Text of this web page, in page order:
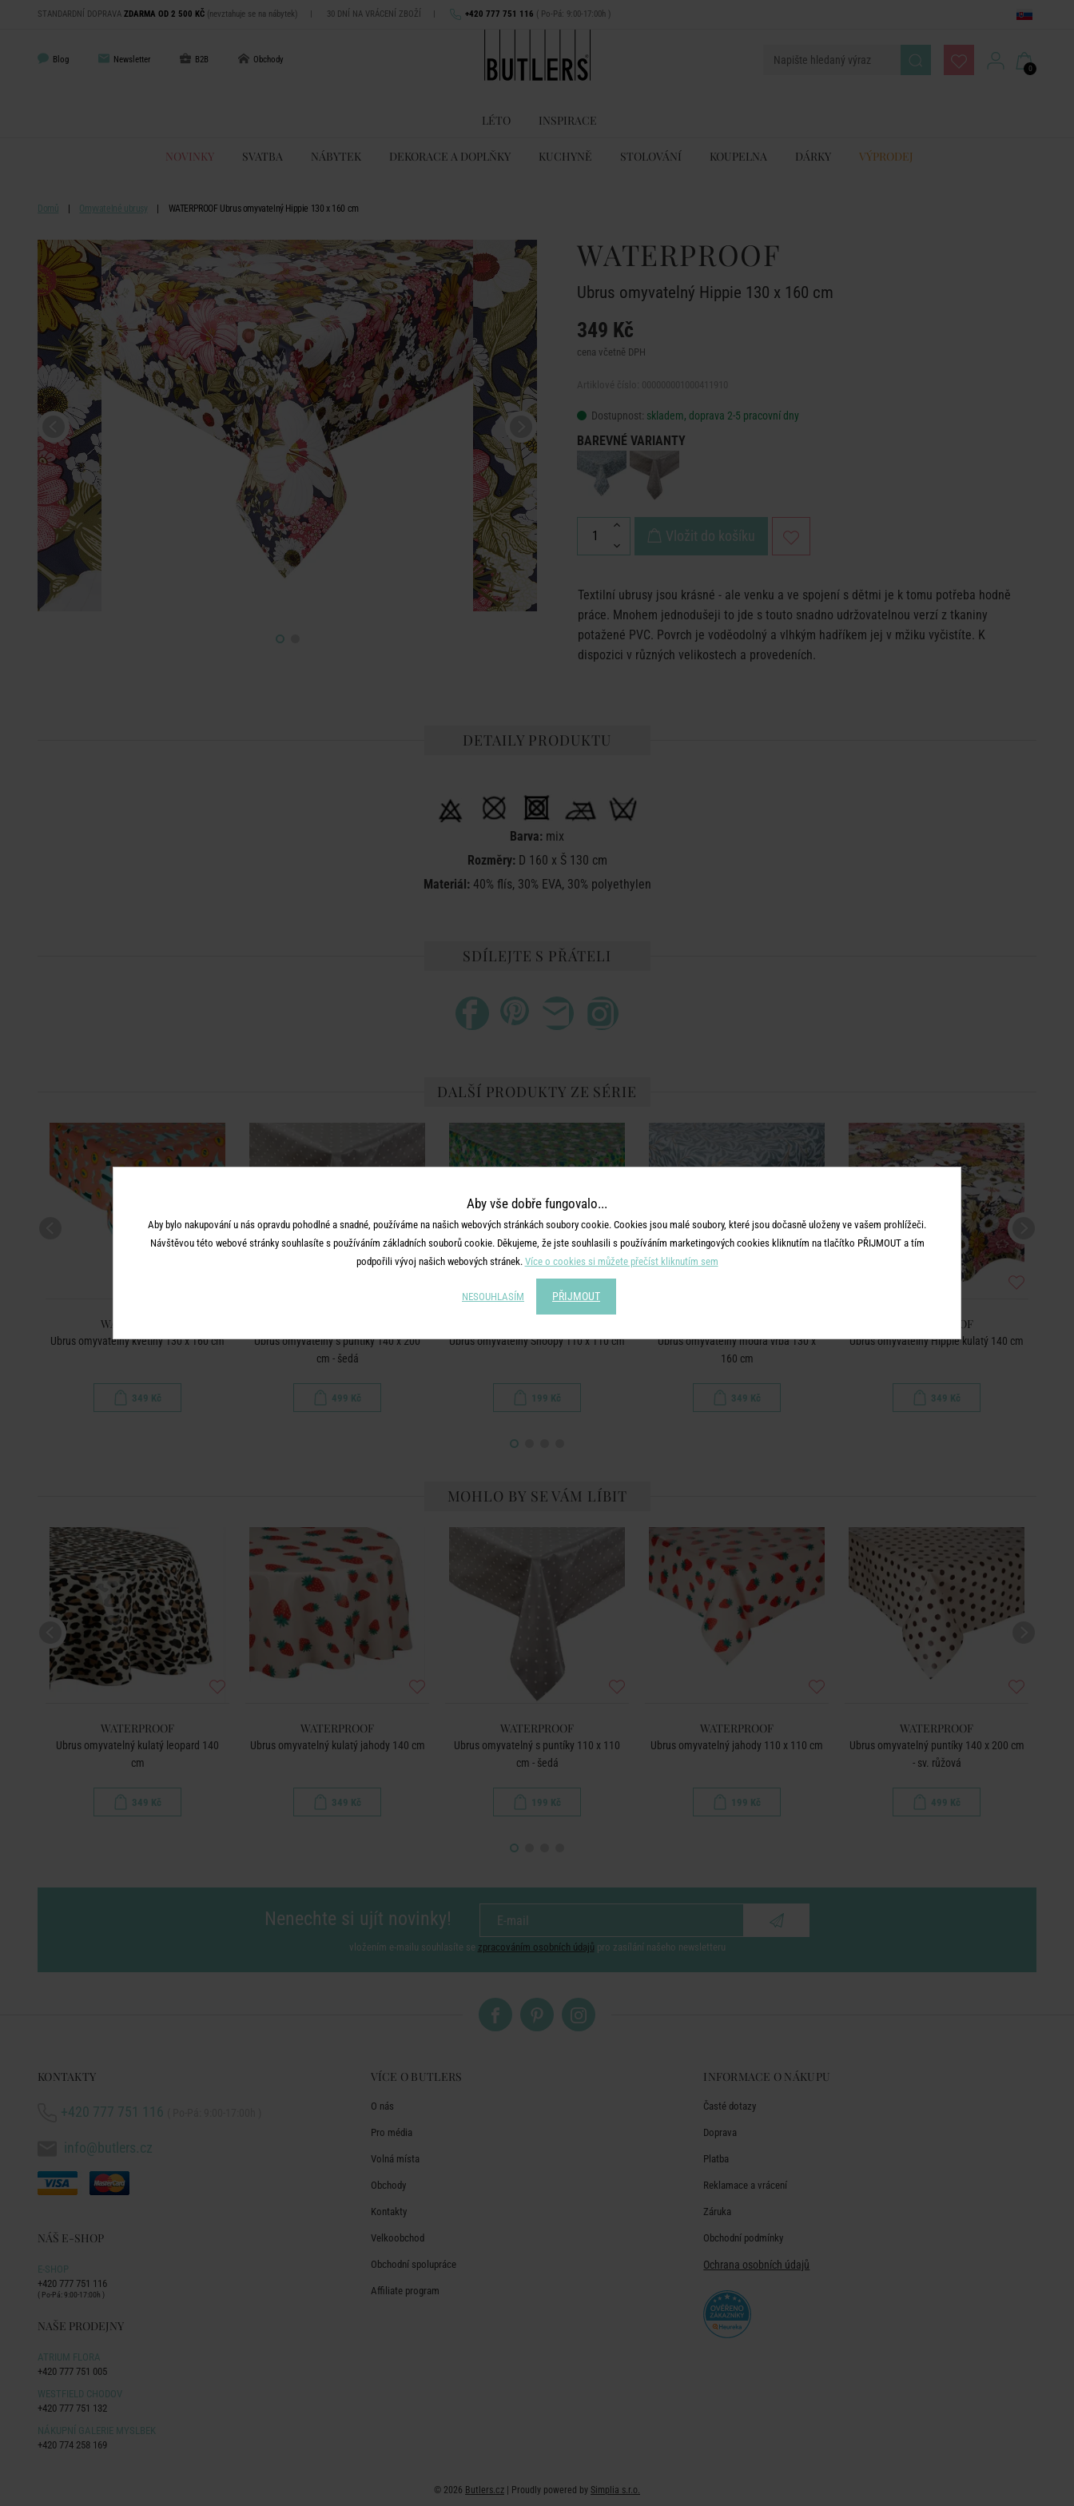
STANDARDNÍ DOPRAVA ZDARMA OD 2 500 KČ (nevztahuje se na nábytek) | 30 DNÍ NA VRÁCENÍ ZBOŽÍ | +420 777 751 116 ( Po-Pá: 9:00-17:00h )
Blog Newsletter B2B Obchody
0
LÉTO INSPIRACE
NOVINKY SVATBA NÁBYTEK DEKORACE A DOPLŇKY KUCHYNĚ STOLOVÁNÍ KOUPELNA DÁRKY VÝPRODEJ
Domů Omyvatelné ubrusy WATERPROOF Ubrus omyvatelný Hippie 130 x 160 cm
WATERPROOF
Ubrus omyvatelný Hippie 130 x 160 cm
349 Kč
cena včetně DPH
Dostupnost: skladem, doprava 2-5 pracovní dny
BAREVNÉ VARIANTY
Vložit do košíku
Textilní ubrusy jsou krásné - ale venku a ve spojení s dětmi je k tomu potřeba hodně
práce. Mnohem jednodušeji to jde s touto snadno udržovatelnou verzí z tkaniny
potažené PVC. Povrch je voděodolný a vlhkým hadříkem jej v mžiku vyčistíte. K
dispozici v různých velikostech a provedeních.
DETAILY PRODUKTU
Barva: mix
Rozměry:D 160 x Š 130 cm
Materiál:40% flís, 30% EVA, 30% polyethylen
SDÍLEJTE S PŘÁTELI
DALŠÍ PRODUKTY ZE SÉRIE
WATERPROOF
Ubrus omyvatelný květiny 130 x 160 cm
349 Kč
Ubrus omyvatelný s puntíky 140 x 200
cm - šedá
499 Kč
Ubrus omyvatelný Snoopy 110 x 110 cm
199 Kč
Ubrus omyvatelný modrá vrba 130 x
160 cm
349 Kč
WATERPROOF
Ubrus omyvatelný Hippie kulatý 140 cm
349 Kč
MOHLO BY SE VÁM LÍBIT
WATERPROOF
Ubrus omyvatelný kulatý leopard 140
cm
349 Kč
WATERPROOF
Ubrus omyvatelný kulatý jahody 140 cm
349 Kč
WATERPROOF
Ubrus omyvatelný s puntíky 110 x 110
cm - šedá
199 Kč
WATERPROOF
Ubrus omyvatelný jahody 110 x 110 cm
199 Kč
WATERPROOF
Ubrus omyvatelný puntíky 140 x 200 cm
- sv. růžová
499 Kč
Nenechte si ujít novinky!
vložením e-mailu souhlasíte se zpracováním osobních údajů pro zasílání našeho newsletteru
KONTAKTY
+420 777 751 116
info@butlers.cz
NÁŠ E-SHOP
E-SHOP
+420 777 751 116
( Po-Pá: 9:00-17:00h )
NAŠE PRODEJNY
ATRIUM FLORA
+420 777 751 005
WESTFIELD CHODOV
+420 777 751 132
NÁKUPNÍ GALERIE MYSLBEK
+420 774 258 169
VÍCE O BUTLERS
O nás
Pro média
Volná místa
Obchody
Kontakty
Velkoobchod
Obchodní spolupráce
Affiliate program
INFORMACE O NÁKUPU
Časté dotazy
Doprava
Platba
Reklamace a vrácení
Záruka
Obchodní podmínky
Ochrana osobních údajů
© 2026 Butlers.cz | Proudly powered by Simplia s.r.o.
Aby vše dobře fungovalo...
Aby bylo nakupování u nás opravdu pohodlné a snadné, používáme na našich webových stránkách soubory cookie. Cookies jsou malé soubory, které jsou dočasně uloženy ve vašem prohlížeči.
Návštěvou této webové stránky souhlasíte s používáním základních souborů cookie. Děkujeme, že jste souhlasili s používáním marketingových cookies kliknutím na tlačítko PŘIJMOUT a tím
podpořili vývoj našich webových stránek. Více o cookies si můžete přečíst kliknutím sem
NESOUHLASÍM PŘIJMOUT